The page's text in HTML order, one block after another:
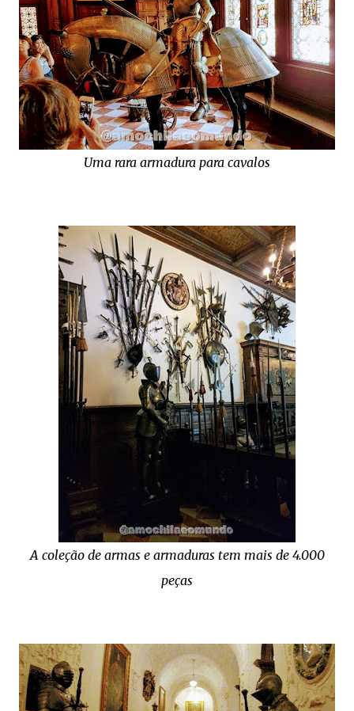
Uma rara armadura para cavalos
A coleção de armas e armaduras tem mais de 4.000
peças